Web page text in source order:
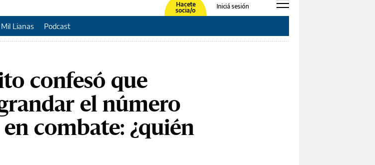
Hacete
socia/o
Iniciá sesión
Mil Lianas Podcast
confesó que
el número
combate: ¿quién